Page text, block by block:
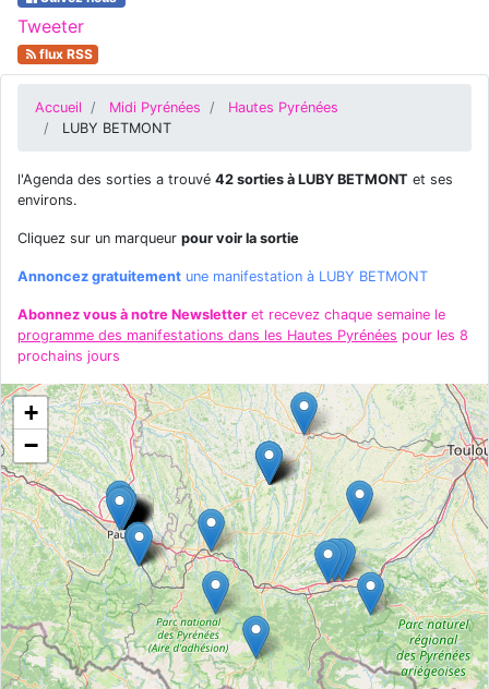
Tweeter
flux RSS
Accueil Midi Pyrénées
Hautes Pyrénées
LUBY BETMONT
l'Agenda des sorties a trouvé 42 sorties à LUBY BETMONT et ses
environs.
Cliquez sur un marqueur pour voir la sortie
Annoncez gratuitement une manifestation à LUBY BETMONT
Abonnez vous à notre Newsletter et recevez chaque semaine le
programme des manifestations dans les Hautes Pyrénées pour les 8
prochains jours
+
−